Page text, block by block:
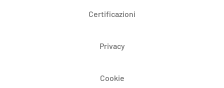
Certificazioni
Privacy
Cookie